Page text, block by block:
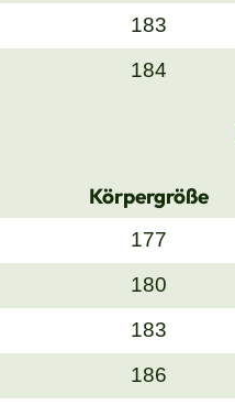
183
184
Körpergröße
177
180
183
186